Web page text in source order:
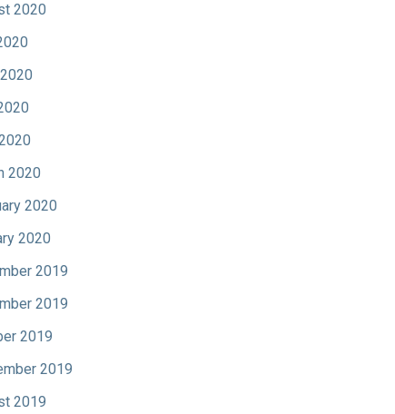
2020
2020
2020
2020
2019
2019
2019
2019
2019